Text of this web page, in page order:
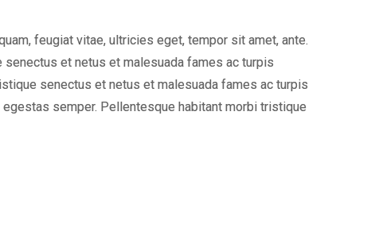
feugiat vitae, ultricies eget, tempor sit amet, ante.
et netus et malesuada fames ac turpis
senectus et netus et malesuada fames ac turpis
semper. Pellentesque habitant morbi tristique